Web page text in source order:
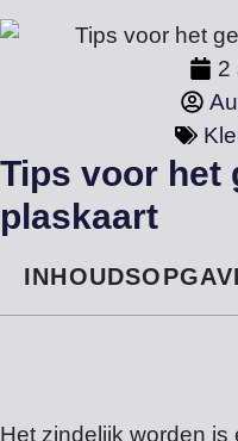
2
Tips voor het
plaskaart
Het zindelijk worden is